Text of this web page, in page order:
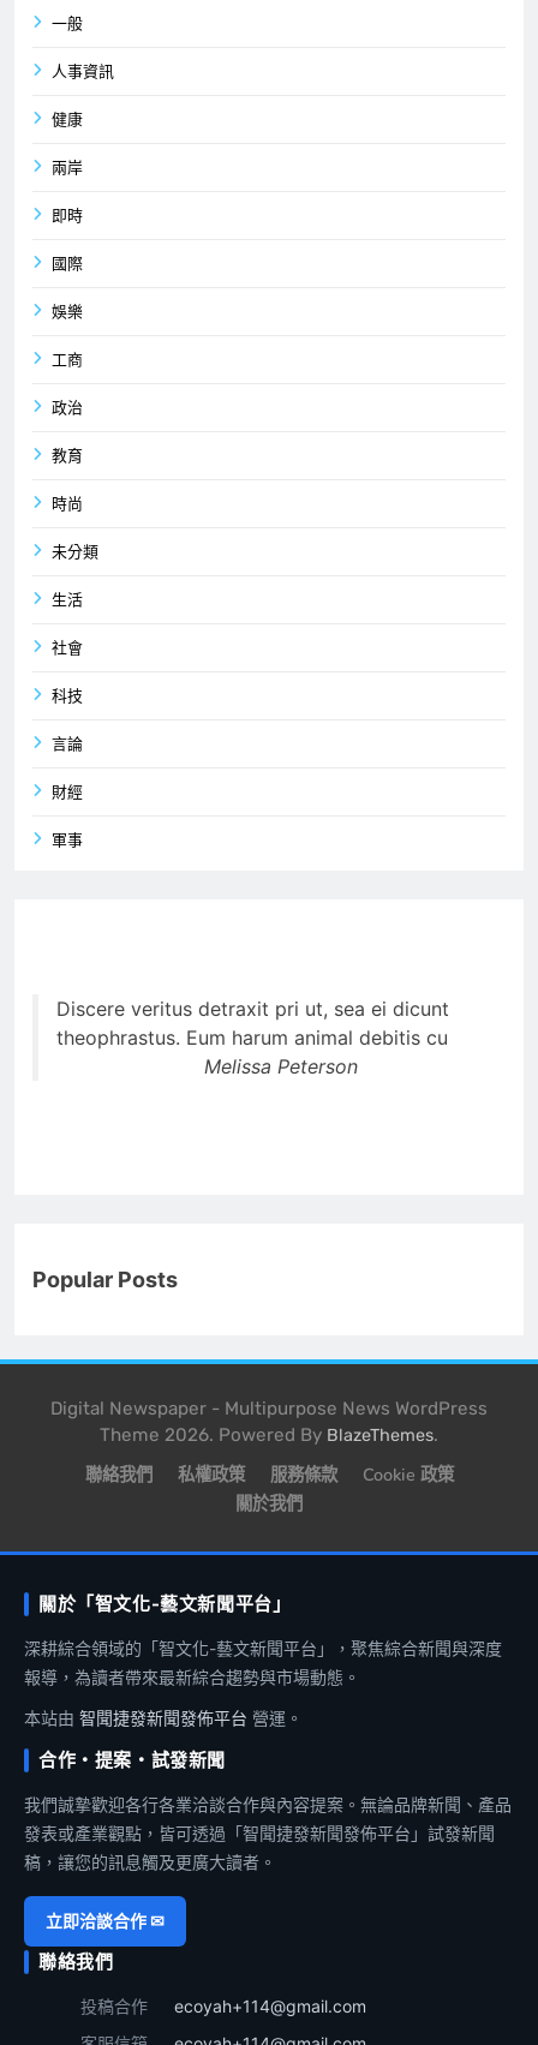
一般
人事資訊
健康
兩岸
即時
國際
娛樂
工商
政治
教育
時尚
未分類
生活
社會
科技
言論
財經
軍事
Discere veritus detraxit pri ut, sea ei dicunt
theophrastus. Eum harum animal debitis cu
Melissa Peterson
Popular Posts
Digital Newspaper - Multipurpose News WordPress
Theme 2026. Powered By BlazeThemes.
聯絡我們 私權政策 服務條款
Cookie 政策
關於我們
關於「智文化-藝文新聞平台」
深耕綜合領域的「智文化-藝文新聞平台」，聚焦綜合新聞與深度
報導，為讀者帶來最新綜合趨勢與市場動態。
本站由 智聞捷發新聞發佈平台 營運。
合作・提案・試發新聞
我們誠摯歡迎各行各業洽談合作與內容提案。無論品牌新聞、產品
發表或產業觀點，皆可透過「智聞捷發新聞發佈平台」試發新聞
稿，讓您的訊息觸及更廣大讀者。
立即洽談合作 ✉
聯絡我們
投稿合作
ecoyah+114@gmail.com